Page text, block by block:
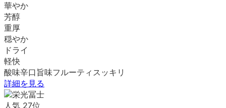
華やか
芳醇
重厚
穏やか
ドライ
軽快
酸味辛口 旨味フルーティ スッキリ
詳細を見る
人気 27位